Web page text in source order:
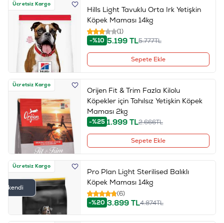
Ücretsiz Kargo
Hills Light Tavuklu Orta Irk Yetişkin
Köpek Maması 14kg
(1)
-%10 5.199TL5.777TL
Sepete Ekle
Ücretsiz Kargo
Orijen Fit & Trim Fazla Kilolu
Köpekler için Tahılsız Yetişkin Köpek
Maması 2kg
-%25 1.999TL2.666TL
Sepete Ekle
Ücretsiz Kargo
Tükendi
Pro Plan Light Sterilised Balıklı
Köpek Maması 14kg
(6)
-%20 3.899TL4.874TL